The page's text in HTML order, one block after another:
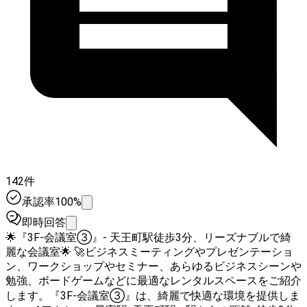
142件
承認率100%
即時回答
🌟『3F-会議室③』- 天王町駅徒歩3分、リーズナブルで綺
麗な会議室🌟 🚀ビジネスミーティングやプレゼンテーショ
ン、ワークショップやセミナー、あらゆるビジネスシーンや
勉強、ボードゲームなどに最適なレンタルスペースをご紹介
します。『3F-会議室③』は、綺麗で快適な環境を提供しま